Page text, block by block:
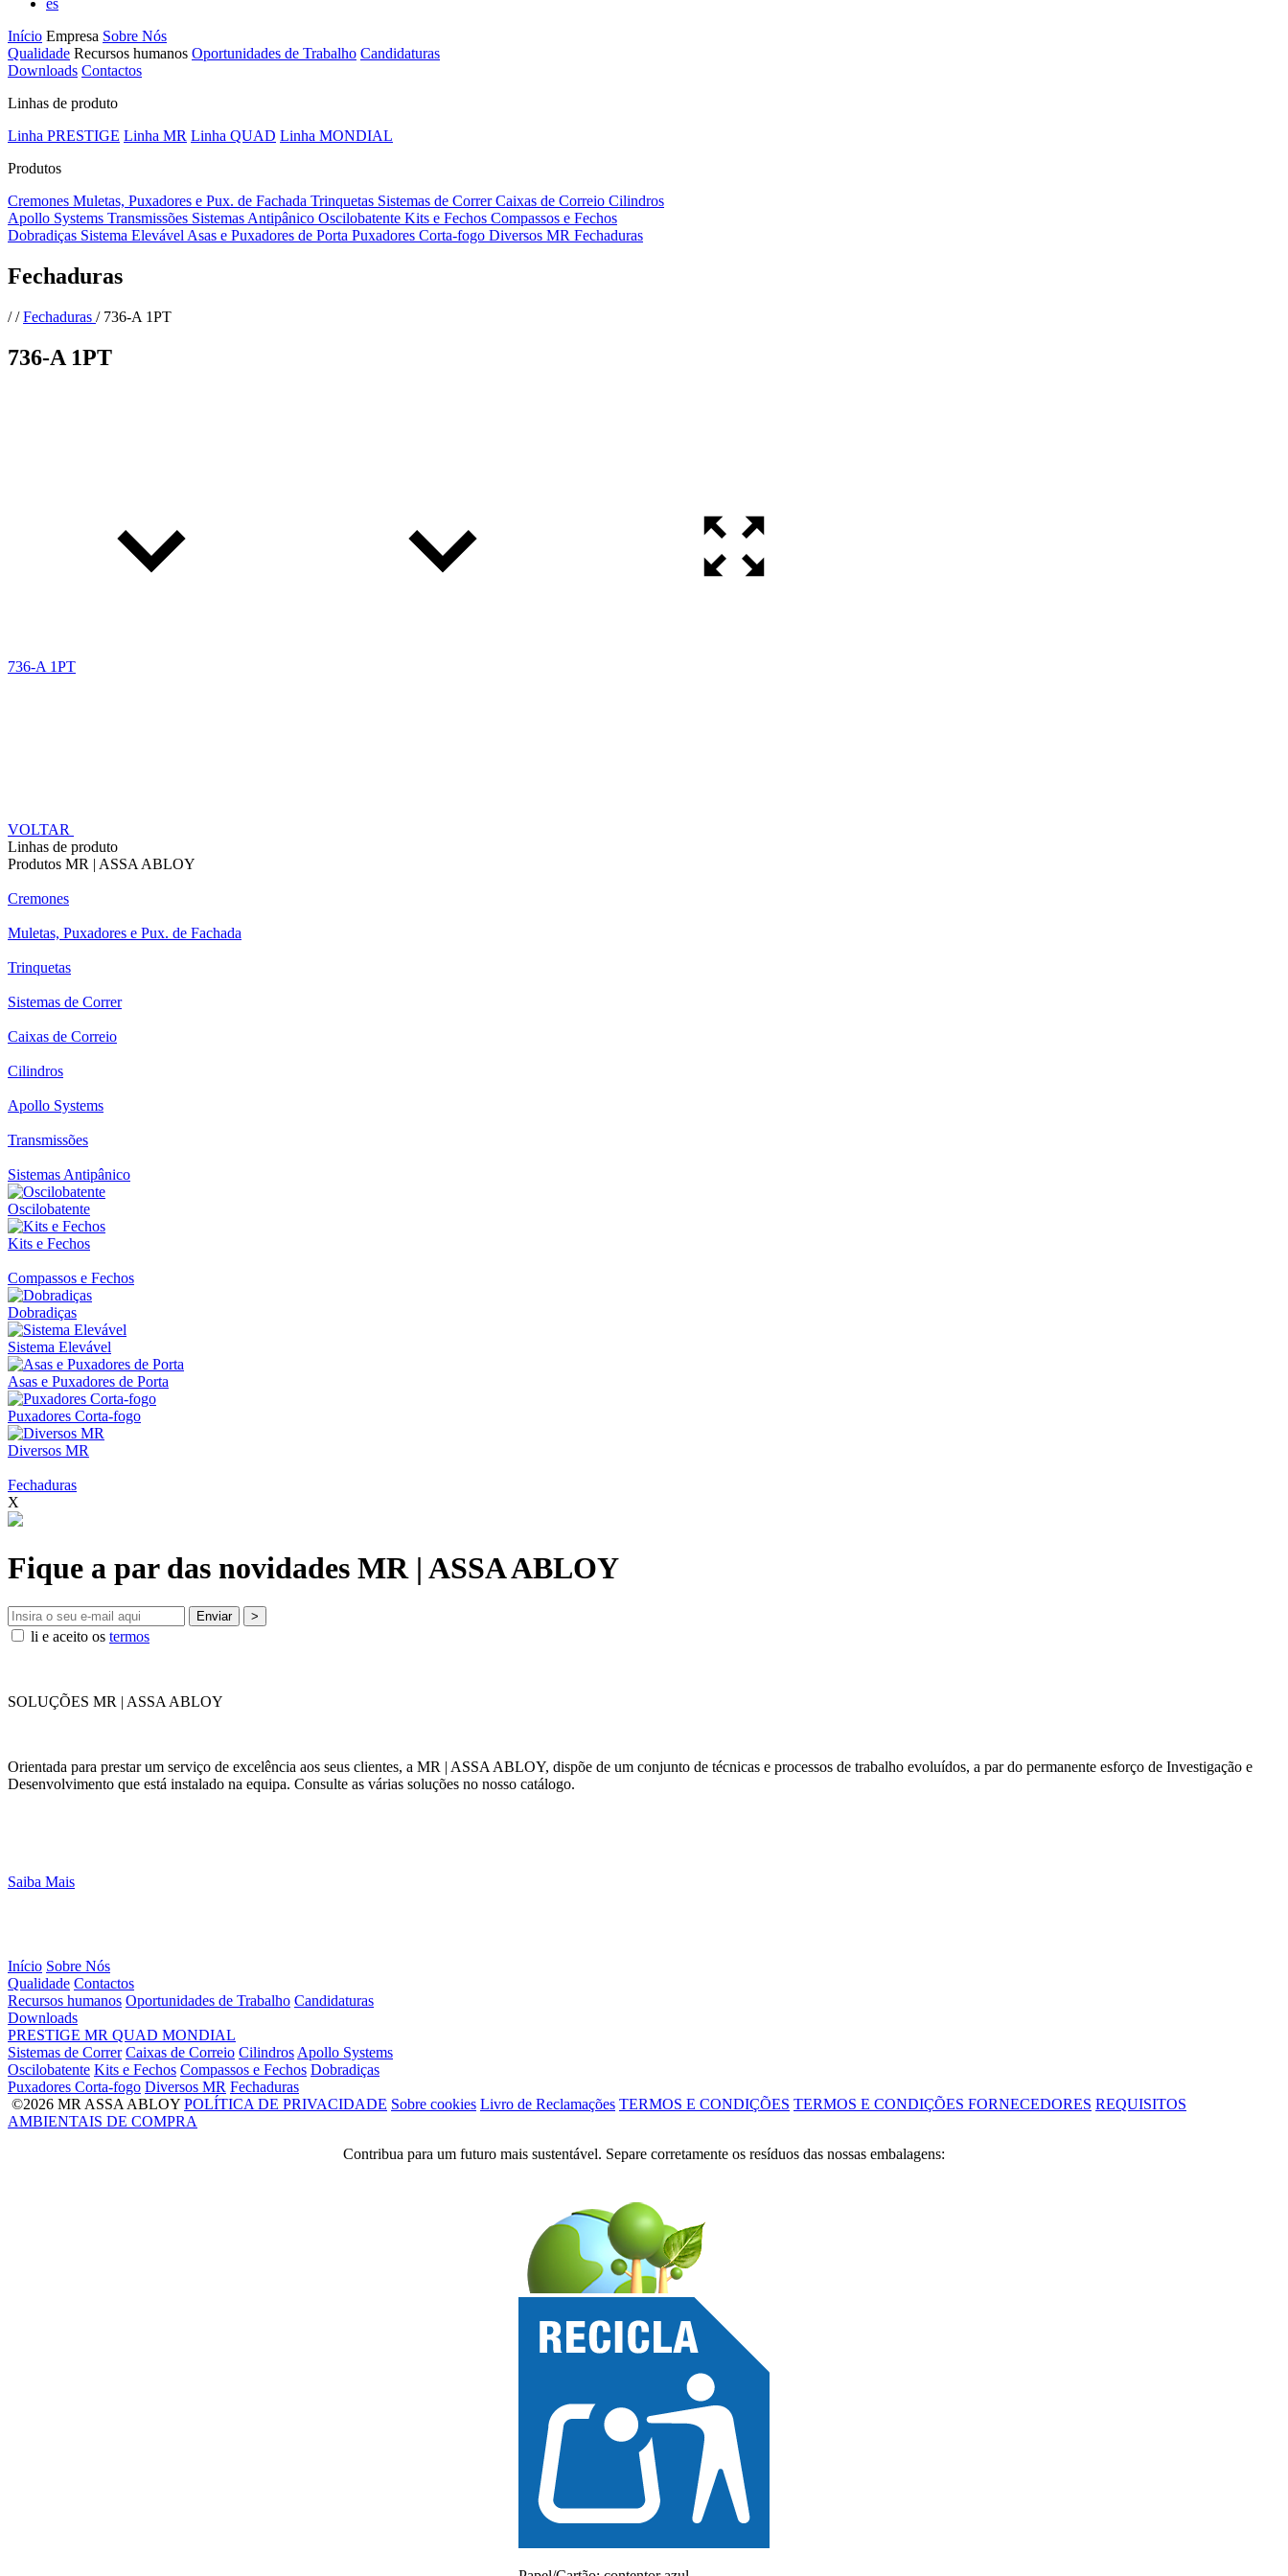
es
Início Empresa Sobre Nós
Qualidade Recursos humanos Oportunidades de Trabalho Candidaturas
Downloads Contactos
Linhas de produto
Linha PRESTIGE Linha MR Linha QUAD Linha MONDIAL
Produtos
Cremones Muletas, Puxadores e Pux. de Fachada Trinquetas Sistemas de CorrerCaixas de Correio Cilindros
Apollo Systems Transmissões Sistemas Antipânico Oscilobatente Kits e Fechos Compassos e Fechos
Dobradiças Sistema Elevável Asas e Puxadores de Porta Puxadores Corta-fogo Diversos MR Fechaduras
Fechaduras
//Fechaduras / 736-A 1PT
736-A 1PT
736-A 1PT
VOLTAR
Linhas de produto
Produtos MR | ASSA ABLOY
Cremones
Muletas, Puxadores e Pux. de Fachada
Trinquetas
Sistemas de Correr
Caixas de Correio
Cilindros
Apollo Systems
Transmissões
Sistemas Antipânico
Oscilobatente
Kits e Fechos
Compassos e Fechos
Dobradiças
Sistema Elevável
Asas e Puxadores de Porta
Puxadores Corta-fogo
Diversos MR
Fechaduras
X
Fique a par das novidades MR | ASSA ABLOY
Enviar >
li e aceito os termos
SOLUÇÕES MR | ASSA ABLOY
Orientada para prestar um serviço de excelência aos seus clientes, a MR | ASSA ABLOY, dispõe de um conjunto de técnicas e processos de trabalho evoluídos, a par do permanente esforço de Investigação e
Desenvolvimento que está instalado na equipa. Consulte as várias soluções no nosso catálogo.
Saiba Mais
Início Sobre Nós
Qualidade Contactos
Recursos humanos Oportunidades de Trabalho Candidaturas
Downloads
PRESTIGE MR QUAD MONDIAL
Sistemas de Correr Caixas de Correio CilindrosApollo Systems
Oscilobatente Kits e Fechos Compassos e Fechos Dobradiças
Puxadores Corta-fogo Diversos MR Fechaduras
©2026 MR ASSA ABLOY POLÍTICA DE PRIVACIDADE Sobre cookies Livro de Reclamações TERMOS E CONDIÇÕES TERMOS E CONDIÇÕES FORNECEDORES REQUISITOS
AMBIENTAIS DE COMPRA
Contribua para um futuro mais sustentável. Separe corretamente os resíduos das nossas embalagens: